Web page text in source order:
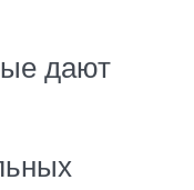
дают